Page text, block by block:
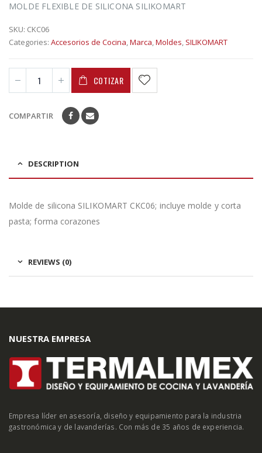
MOLDE FLEXIBLE DE SILICONA SILIKOMART
SKU: CKC06
Categories: Accesorios de Cocina,Marca,Moldes, SILIKOMART
COTIZAR
COMPARTIR
DESCRIPTION
Molde de silicona SILIKOMART CKC06; incluye molde y corta
pasta; forma corazones
REVIEWS (0)
NUESTRA EMPRESA
Empresa líder en asesoría, diseño y equipamiento para la industria
gastronómica y de lavanderías. Con más de 35 años de experiencia.